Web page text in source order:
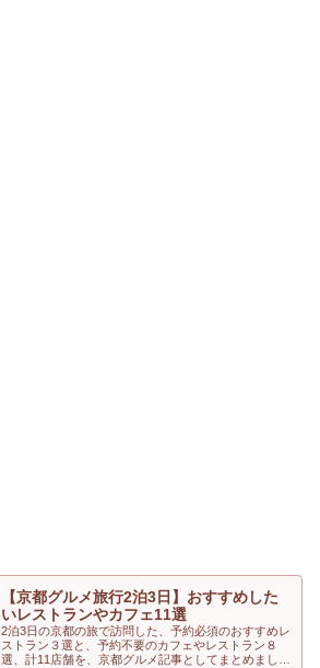
【京都グルメ旅行2泊3日】おすすめした
いレストランやカフェ11選
2泊3日の京都の旅で訪問した、予約必須のおすすめレ
ストラン３選と、予約不要のカフェやレストラン８
選、計11店舗を、京都グルメ記事としてまとめまし